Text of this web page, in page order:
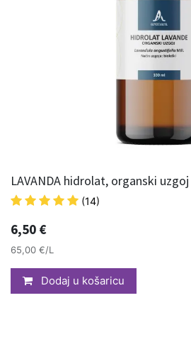
LAVANDA hidrolat, organski
(14)
6,50 €
65,00 €/L
Dodaj u košaricu